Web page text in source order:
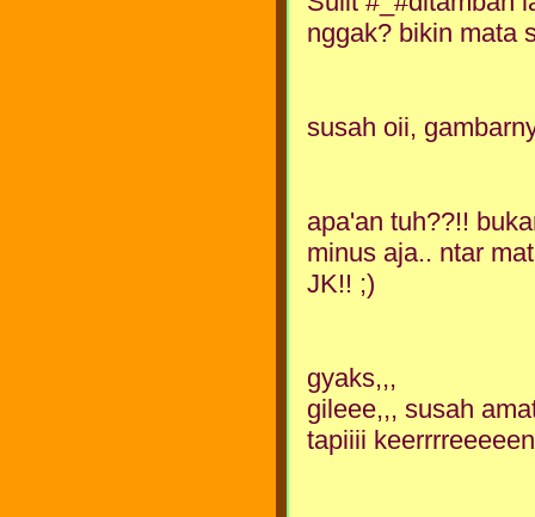
nggak? bikin mata
susah oii,
apa'an tuh??!!
minus aja.. ntar
JK!! ;)
gyaks,,,
gileee,,, susah
tapiiii